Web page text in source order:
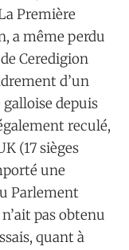
Première
a même perdu
Ceredigion
d’un
depuis
reculé,
(17 sièges
une
Parlement
pas obtenu
quant à